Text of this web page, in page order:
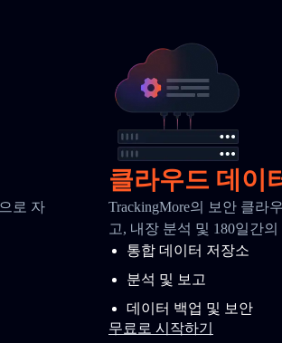
로 자
클라우드 데이
TrackingMore의 보안 클라
고, 내장 분석 및 180일간
통합 데이터 저장소
분석 및 보고
데이터 백업 및 보안
무료로 시작하기